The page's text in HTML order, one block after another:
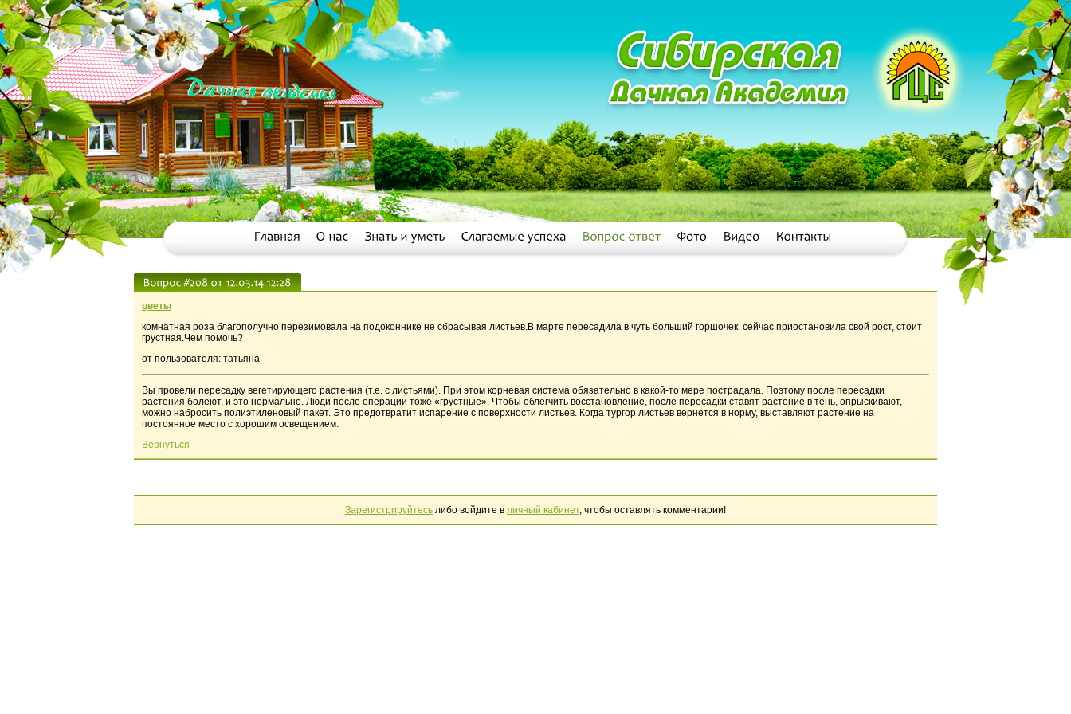
цветы
комнатная роза благополучно перезимовала на подоконнике не сбрасывая листьев.В марте пересадила в чуть больший горшочек. сейчас приостановила свой рост, стоит
грустная.Чем помочь?
от пользователя: татьяна
Вы провели пересадку вегетирующего растения (т.е. с листьями). При этом корневая система обязательно в какой-то мере пострадала. Поэтому после пересадки
растения болеют, и это нормально. Люди после операции тоже «грустные». Чтобы облегчить восстановление, после пересадки ставят растение в тень, опрыскивают,
можно набросить полиэтиленовый пакет. Это предотвратит испарение с поверхности листьев. Когда тургор листьев вернется в норму, выставляют растение на
постоянное место с хорошим освещением.
Вернуться
Зарегистрируйтесь либо войдите в личный кабинет, чтобы оставлять комментарии!